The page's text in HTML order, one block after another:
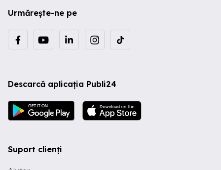
Urmărește-ne pe
Descarcă aplicația Publi24
Suport clienți